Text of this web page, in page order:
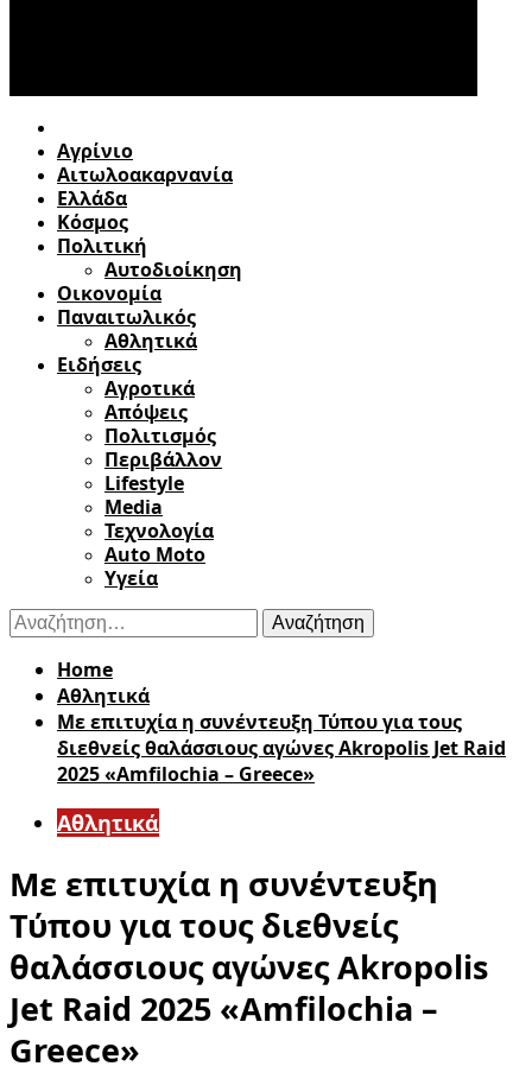
Αγρίνιο
Αιτωλοακαρνανία
Ελλάδα
Κόσμος
Πολιτική
Αυτοδιοίκηση
Οικονομία
Παναιτωλικός
Αθλητικά
Ειδήσεις
Αγροτικά
Απόψεις
Πολιτισμός
Περιβάλλον
Lifestyle
Media
Τεχνολογία
Auto Moto
Υγεία
Αναζήτηση
για:
Home
Αθλητικά
Με επιτυχία η συνέντευξη Τύπου για τους
διεθνείς θαλάσσιους αγώνες Akropolis Jet Raid
2025 «Αmfilochia – Greece»
Αθλητικά
Με επιτυχία η συνέντευξη
Τύπου για τους διεθνείς
θαλάσσιους αγώνες Akropolis
Jet Raid 2025 «Αmfilochia –
Greece»